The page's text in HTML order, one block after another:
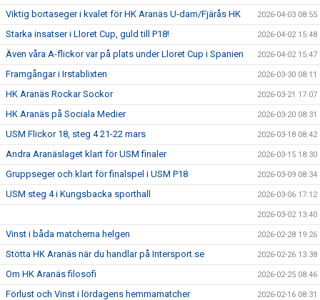
Viktig bortaseger i kvalet för HK Aranäs U-dam/Fjärås HK 2026-04-03 08:55
Starka insatser i Lloret Cup, guld till P18! 2026-04-02 15:48
Även våra A-flickor var på plats under Lloret Cup i Spanien 2026-04-02 15:47
Framgångar i Irstablixten 2026-03-30 08:11
HK Aranäs Rockar Sockor 2026-03-21 17:07
HK Aranäs på Sociala Medier 2026-03-20 08:31
USM Flickor 18, steg 4 21-22 mars 2026-03-18 08:42
Andra Aranäslaget klart för USM finaler 2026-03-15 18:30
Gruppseger och klart för finalspel i USM P18 2026-03-09 08:34
USM steg 4 i Kungsbacka sporthall 2026-03-06 17:12
2026-03-02 13:40
Vinst i båda matcherna helgen 2026-02-28 19:26
Stötta HK Aranäs när du handlar på Intersport.se 2026-02-26 13:38
Om HK Aranäs filosofi 2026-02-25 08:46
Förlust och Vinst i lördagens hemmamatcher 2026-02-16 08:31